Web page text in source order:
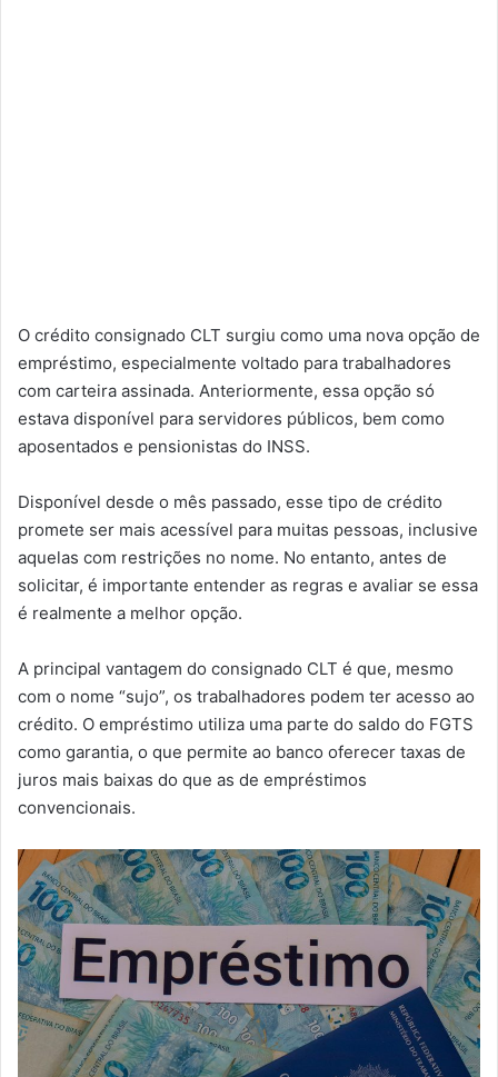
O crédito consignado CLT surgiu como uma nova opção de
empréstimo, especialmente voltado para trabalhadores
com carteira assinada. Anteriormente, essa opção só
estava disponível para servidores públicos, bem como
aposentados e pensionistas do INSS.
Disponível desde o mês passado, esse tipo de crédito
promete ser mais acessível para muitas pessoas, inclusive
aquelas com restrições no nome. No entanto, antes de
solicitar, é importante entender as regras e avaliar se essa
é realmente a melhor opção.
A principal vantagem do consignado CLT é que, mesmo
com o nome “sujo”, os trabalhadores podem ter acesso ao
crédito. O empréstimo utiliza uma parte do saldo do FGTS
como garantia, o que permite ao banco oferecer taxas de
juros mais baixas do que as de empréstimos
convencionais.